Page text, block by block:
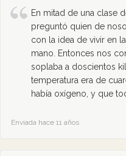
En mitad de una clase
preguntó quien de
con la idea de vivir en
mano. Entonces nos
soplaba a doscientos
temperatura era de
había oxígeno, y que
Enviada hace 11 años